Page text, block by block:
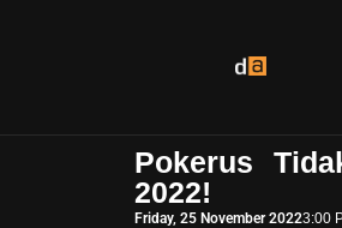
Pokerus
2022!
Friday, 25 November 20223:00